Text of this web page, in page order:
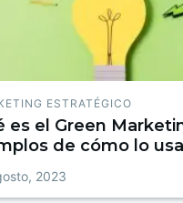
ESTRATÉGICO
es el Green
de cómo lo
2023